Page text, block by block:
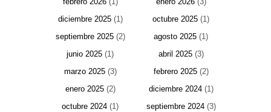
diciembre 2025(1) octubre 2025 (1)
septiembre 2025(2) agosto 2025 (1)
junio 2025 (1) abril 2025(3)
marzo 2025(3) febrero 2025(2)
enero 2025(2) diciembre 2024(1)
octubre 2024 (1) septiembre 2024(3)